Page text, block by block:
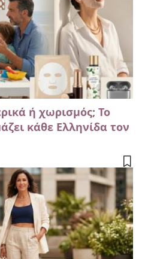
ή χωρισμός; Το
κάθε Ελληνίδα τον